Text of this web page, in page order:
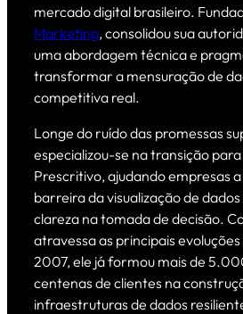
mercado digital brasileiro.
Marketing, consolidou sua
uma abordagem técnica e
transformar a mensuração de
competitiva real.
Longe do ruído das promessas
especializou-se na transição
Prescritivo, ajudando empresas
barreira da visualização de
clareza na tomada de decisão.
atravessa as principais
2007, ele já formou mais de
centenas de clientes na
infraestruturas de dados